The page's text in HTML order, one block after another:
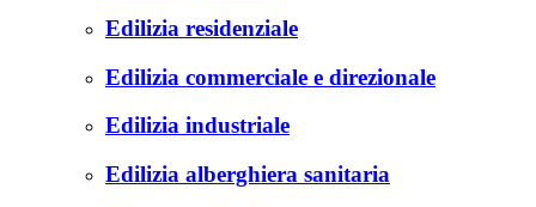
Edilizia residenziale
Edilizia commerciale e direzionale
Edilizia industriale
Edilizia alberghiera sanitaria